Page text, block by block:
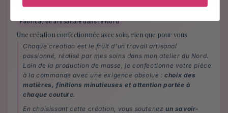
Fabrication artisanale dans le Nord
Une création confectionnée avec soin, rien que pour vous
Chaque création est le fruit d'un travail artisanal
passionné, réalisé par mes soins dans mon atelier du Nord.
Loin de la production de masse, je confectionne votre pièce
à la commande avec une exigence absolue :choix des
matières, finitions minutieuses et attention portée à
chaque couture.
En choisissant cette création, vous soutenez un savoir-